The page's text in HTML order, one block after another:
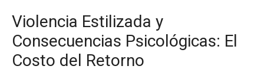
Violencia Estilizada y
Consecuencias Psicológicas: El
Costo del Retorno